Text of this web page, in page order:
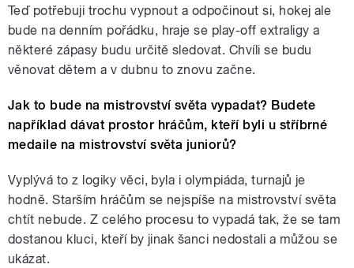
Teď potřebuji trochu vypnout a odpočinout si, hokej ale
bude na denním pořádku, hraje se play-off extraligy a
některé zápasy budu určitě sledovat. Chvíli se budu
věnovat dětem a v dubnu to znovu začne.
Jak to bude na mistrovství světa vypadat? Budete
například dávat prostor hráčům, kteří byli u stříbrné
medaile na mistrovství světa juniorů?
Vyplývá to z logiky věci, byla i olympiáda, turnajů je
hodně. Starším hráčům se nejspíše na mistrovství světa
chtít nebude. Z celého procesu to vypadá tak, že se tam
dostanou kluci, kteří by jinak šanci nedostali a můžou se
ukázat.